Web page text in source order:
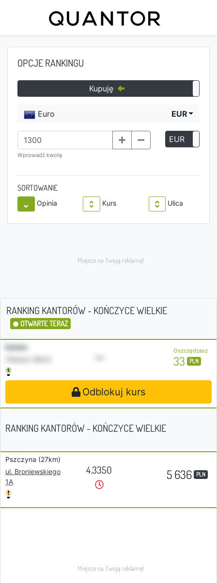
OPCJE RANKINGU
Kupuję
Euro EUR
Wprowadź kwotę
EUR
SORTOWANIE
Opinia Kurs Ulica
RANKING KANTORÓW - KOŃCZYCE WIELKIE
OTWARTE TERAZ
Kantor
•••
Oszczędzasz
33 PLN
Odblokuj kurs
RANKING KANTORÓW - KOŃCZYCE WIELKIE
Pszczyna (27km)
ul. Broniewskiego
1A
4.3350 5 636 PLN